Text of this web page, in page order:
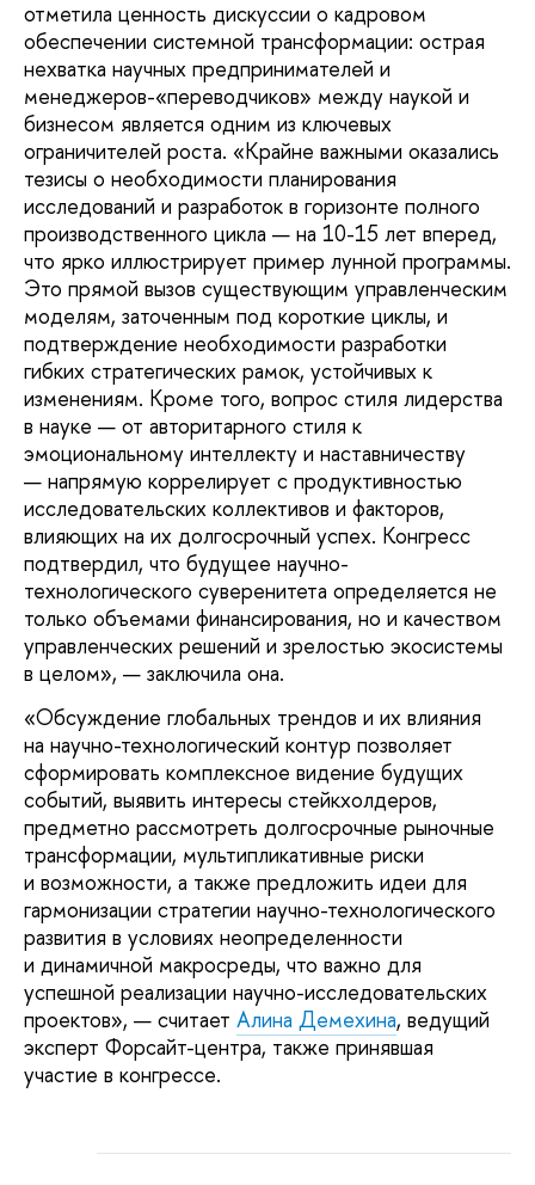
отметила ценность дискуссии о кадровом
обеспечении системной трансформации: острая
нехватка научных предпринимателей и
менеджеров-«переводчиков» между наукой и
бизнесом является одним из ключевых
ограничителей роста. «Крайне важными оказались
тезисы о необходимости планирования
исследований и разработок в горизонте полного
производственного цикла — на 10-15 лет вперед,
что ярко иллюстрирует пример лунной программы.
Это прямой вызов существующим управленческим
моделям, заточенным под короткие циклы, и
подтверждение необходимости разработки
гибких стратегических рамок, устойчивых к
изменениям. Кроме того, вопрос стиля лидерства
в науке — от авторитарного стиля к
эмоциональному интеллекту и наставничеству
— напрямую коррелирует с продуктивностью
исследовательских коллективов и факторов,
влияющих на их долгосрочный успех. Конгресс
подтвердил, что будущее научно-
технологического суверенитета определяется не
только объемами финансирования, но и качеством
управленческих решений и зрелостью экосистемы
в целом», — заключила она.
«Обсуждение глобальных трендов и их влияния
на научно-технологический контур позволяет
сформировать комплексное видение будущих
событий, выявить интересы стейкхолдеров,
предметно рассмотреть долгосрочные рыночные
трансформации, мультипликативные риски
и возможности, а также предложить идеи для
гармонизации стратегии научно-технологического
развития в условиях неопределенности
и динамичной макросреды, что важно для
успешной реализации научно-исследовательских
проектов», — считает Алина Демехина, ведущий
эксперт Форсайт-центра, также принявшая
участие в конгрессе.